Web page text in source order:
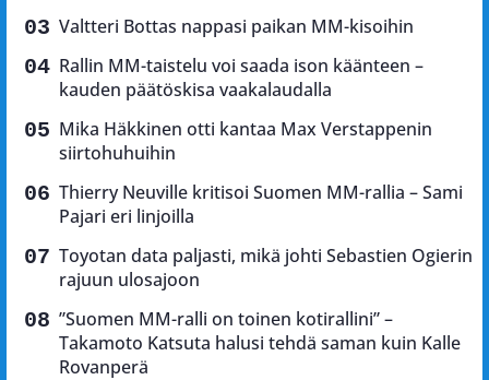
Valtteri Bottas nappasi paikan MM-kisoihin
Rallin MM-taistelu voi saada ison käänteen –
kauden päätöskisa vaakalaudalla
Mika Häkkinen otti kantaa Max Verstappenin
siirtohuhuihin
Thierry Neuville kritisoi Suomen MM-rallia – Sami
Pajari eri linjoilla
Toyotan data paljasti, mikä johti Sebastien Ogierin
rajuun ulosajoon
”Suomen MM-ralli on toinen kotirallini” –
Takamoto Katsuta halusi tehdä saman kuin Kalle
Rovanperä